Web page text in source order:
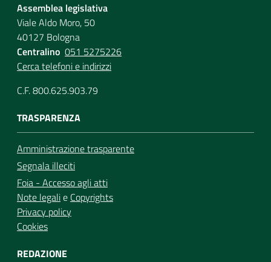
Per i cittadini
Assemblea legislativa
Viale Aldo Moro, 50
40127 Bologna
Centralino 051 5275226
Cerca telefoni e indirizzi
C.F. 800.625.903.79
TRASPARENZA
Amministrazione trasparente
Segnala illeciti
Foia - Accesso agli atti
Note legalie Copyrights
Privacy policy
Cookies
REDAZIONE